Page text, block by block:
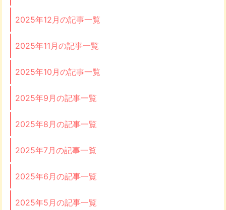
2025年12月の記事一覧
2025年11月の記事一覧
2025年10月の記事一覧
2025年9月の記事一覧
2025年8月の記事一覧
2025年7月の記事一覧
2025年6月の記事一覧
2025年5月の記事一覧